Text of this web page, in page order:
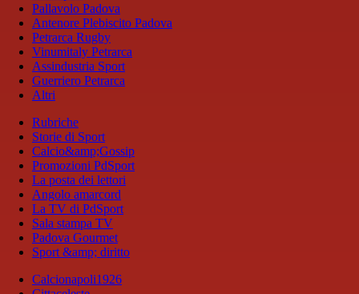
Pallavolo Padova
Antenore Plebiscito Padova
Petrarca Rugby
Vinumitaly Petrarca
Assindustria Sport
Guerriero Petrarca
Altri
Rubriche
Storie di Sport
Calcio&amp;Gossip
Promozioni PdSport
La posta dei lettori
Angolo amarcord
La TV di PdSport
Sala stampa TV
Padova Gourmet
Sport &amp; diritto
Calcionapoli1926